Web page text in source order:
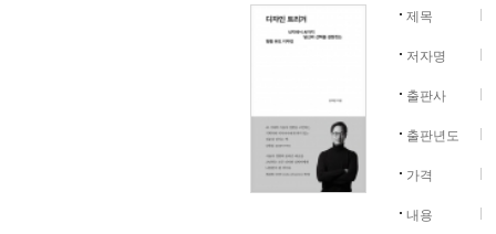
제목
저자명
출판사
출판년도
가격
내용